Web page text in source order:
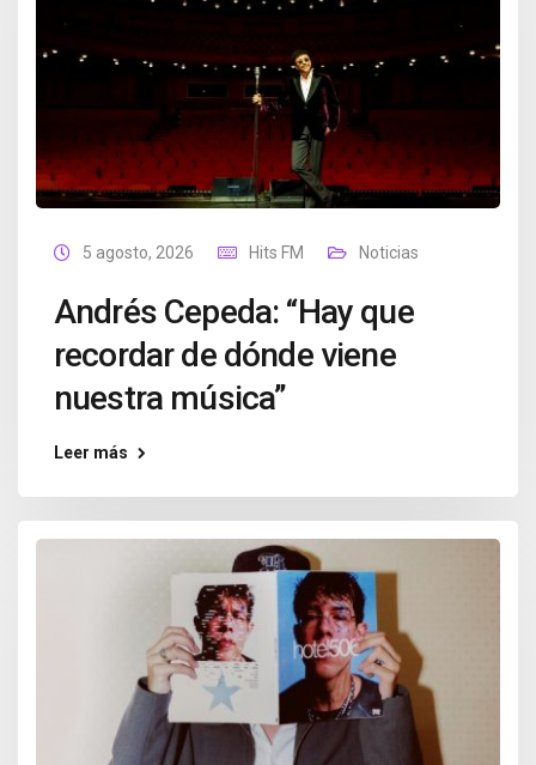
5 agosto, 2026 Hits FM Noticias
Andrés Cepeda: “Hay que
recordar de dónde viene
nuestra música”
Leer más